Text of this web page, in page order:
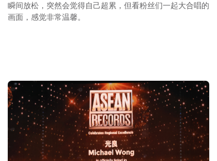
瞬间放松，突然会觉得自己超累，但看粉丝们一起大合唱的
画面，感觉非常温馨。